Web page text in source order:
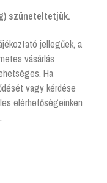
szüneteltetjük.
jellegűek, a
vásárlás
Ha
vagy kérdése
elérhetőségeinken